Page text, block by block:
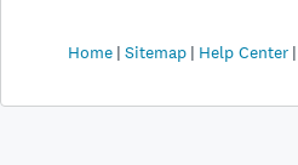
Home Sitemap Help Center